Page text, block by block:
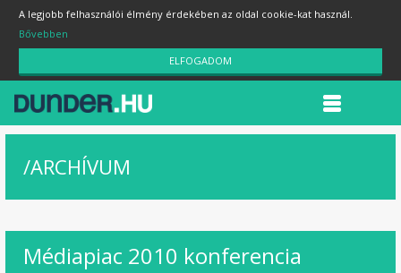
A legjobb felhasználói élmény érdekében az oldal cookie-kat használ.
Bővebben
ELFOGADOM
/ARCHÍVUM
Médiapiac 2010 konferencia
22
márc